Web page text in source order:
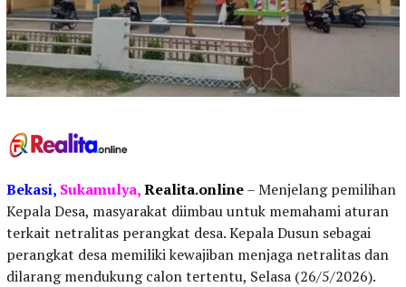
Bekasi, Sukamulya,Realita.online– Menjelang pemilihan
Kepala Desa, masyarakat diimbau untuk memahami aturan
terkait netralitas perangkat desa. Kepala Dusun sebagai
perangkat desa memiliki kewajiban menjaga netralitas dan
dilarang mendukung calon tertentu, Selasa (26/5/2026).